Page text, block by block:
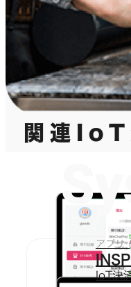
関連IoT
アプリ
IoT決